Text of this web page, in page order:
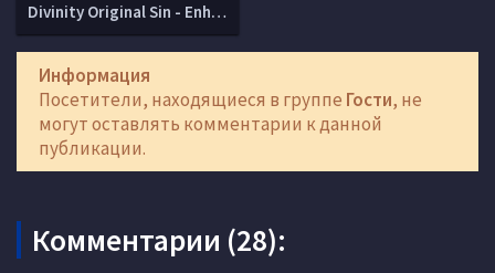
Divinity Original Sin - Enhanced Edition (v 2.0.119.430)
Информация
Посетители, находящиеся в группе Гости, не
могут оставлять комментарии к данной
публикации.
Комментарии (28):